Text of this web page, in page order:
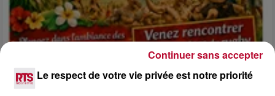
Le respect de votre vie privée est notre priorité
Continuer sans accepter